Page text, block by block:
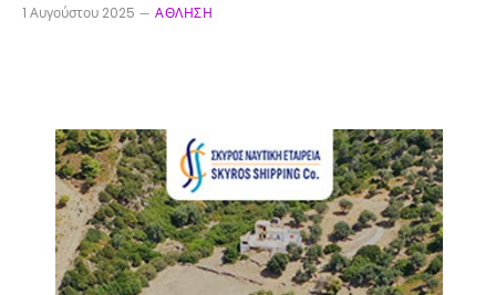
1 Αυγούστου 2025 ΆΘΛΗΣΗ